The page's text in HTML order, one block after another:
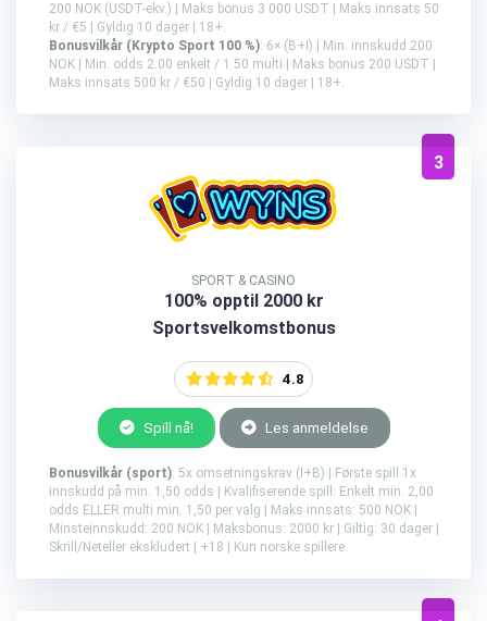
200 NOK (USDT-ekv.) | Maks bonus 3 000 USDT | Maks innsats 50
kr / €5 | Gyldig 10 dager | 18+.
Bonusvilkår (Krypto Sport 100 %): 6× (B+I) | Min. innskudd 200
NOK | Min. odds 2.00 enkelt / 1.50 multi | Maks bonus 200 USDT |
Maks innsats 500 kr / €50 | Gyldig 10 dager | 18+.
3
SPORT & CASINO
100% opptil 2000 kr
Sportsvelkomstbonus
4.8
Spill nå! Les anmeldelse
Bonusvilkår (sport): 5x omsetningskrav (I+B) | Første spill 1x
innskudd på min. 1,50 odds | Kvalifiserende spill: Enkelt min. 2,00
odds ELLER multi min. 1,50 per valg | Maks innsats: 500 NOK |
Minsteinnskudd: 200 NOK | Maksbonus: 2000 kr | Giltig: 30 dager |
Skrill/Neteller ekskludert | +18 | Kun norske spillere.